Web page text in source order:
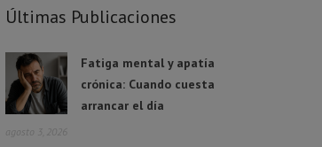
Últimas Publicaciones
Fatiga mental y apatía
crónica: Cuando cuesta
arrancar el día
agosto 3, 2026